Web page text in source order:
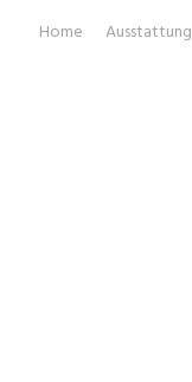
Home Ausstattung